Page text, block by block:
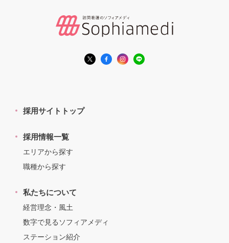
採用サイトトップ
採用情報一覧
エリアから探す
職種から探す
私たちについて
経営理念・風土
数字で見るソフィアメディ
ステーション紹介